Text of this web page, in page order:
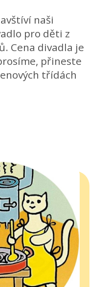
naši
pro děti z
Cena divadla je
přineste
třídách